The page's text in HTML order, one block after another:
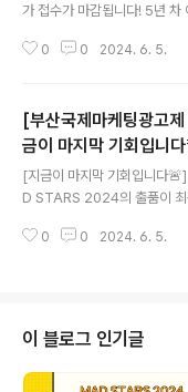
가 접수가 마감됩니다! 5년 차
의 팀으로 참여 가능하니 어서
ning to register for NEW
with 5 years of
Advertising, PR, AD
s can participate
0 0 2024. 6. 5.
[부산국제마케팅광고
금이 마지막 기회입니
[지금이 마지막 기회입니다
D STARS 2024의 출품이 최
러분의 아이디어를 보여주세요
unning out! You have
our MAD ideas before
ntry 👉🏻 http://www..
0 0 2024. 6. 5.
이 블로그 인기글